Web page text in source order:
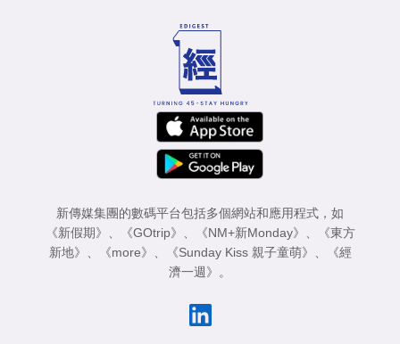
新傳媒集團的數碼平台包括多個網站和應用程式，如
《新假期》
《GOtrip》 《NM+新Monday》
《東方
新地》
《more》 《Sunday Kiss 親子童萌》
《經
濟一週》
。